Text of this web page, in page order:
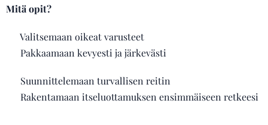
Mitä opit?
✔ Valitsemaan oikeat varusteet
✔ Pakkaamaan kevyesti ja järkevästi
✔ Suunnittelemaan turvallisen reitin
✔ Rakentamaan itseluottamuksen ensimmäiseen retkeesi